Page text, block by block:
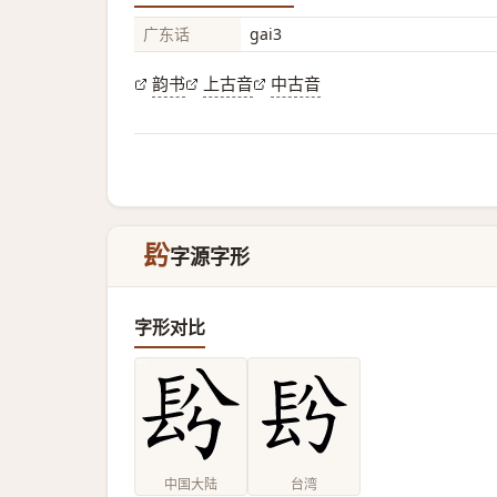
广东话 gai3
韵书 上古音 中古音
䦇字源字形
字形对比
中国大陆 台湾